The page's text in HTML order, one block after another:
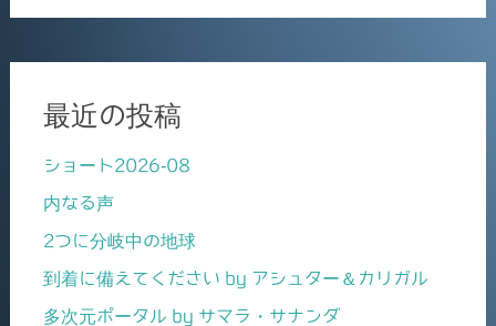
最近の投稿
ショート2026-08
内なる声
2つに分岐中の地球
到着に備えてください by アシュター＆カリガル
多次元ポータル by サマラ・サナンダ